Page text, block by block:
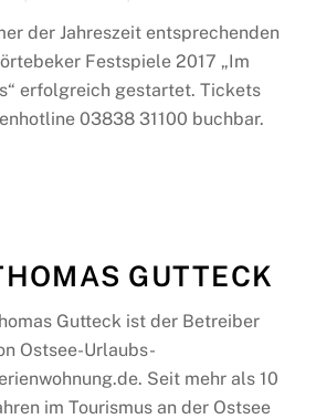
der Jahreszeit entsprechenden
Festspiele 2017 „Im
erfolgreich gestartet. Tickets
03838 31100 buchbar.
GUTTECK
Gutteck ist der Betreiber
Ostsee-Urlaubs-
Seit mehr als 10
im Tourismus an der Ostsee